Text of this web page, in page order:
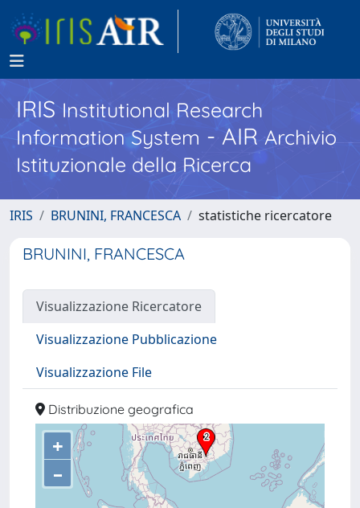
IRISInstitutional Research
Information System - AIR Archivio
Istituzionale della Ricerca
IRIS BRUNINI, FRANCESCA statistiche ricercatore
BRUNINI, FRANCESCA
Visualizzazione Ricercatore
Visualizzazione Pubblicazione
Visualizzazione File
Distribuzione geografica
+
–